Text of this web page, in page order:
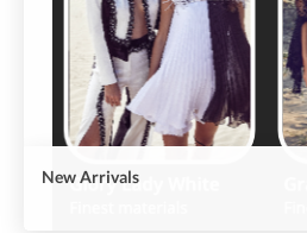
New Arrivals